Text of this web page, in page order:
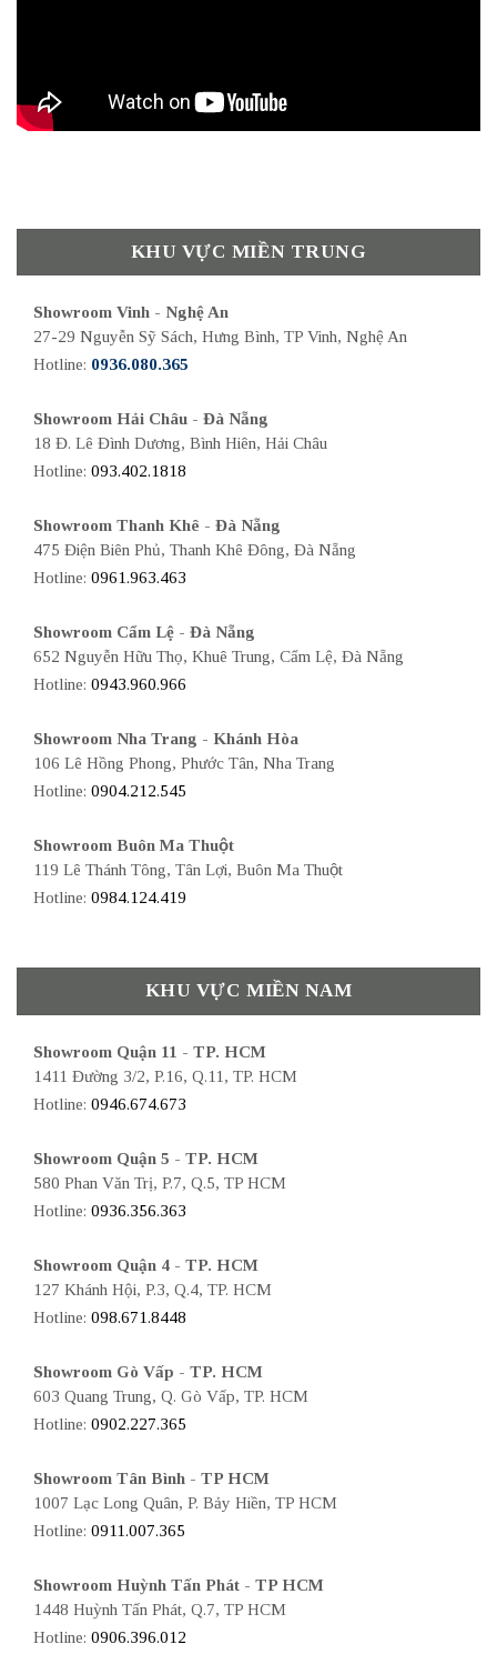
KHU VỰC MIỀN TRUNG
Showroom Vinh - Nghệ An
27-29 Nguyễn Sỹ Sách, Hưng Bình, TP Vinh, Nghệ An
Hotline: 0936.080.365
Showroom Hải Châu - Đà Nẵng
18 Đ. Lê Đình Dương, Bình Hiên, Hải Châu
Hotline: 093.402.1818
Showroom Thanh Khê - Đà Nẵng
475 Điện Biên Phủ, Thanh Khê Đông, Đà Nẵng
Hotline: 0961.963.463
Showroom Cẩm Lệ - Đà Nẵng
652 Nguyễn Hữu Thọ, Khuê Trung, Cẩm Lệ, Đà Nẵng
Hotline: 0943.960.966
Showroom Nha Trang - Khánh Hòa
106 Lê Hồng Phong, Phước Tân, Nha Trang
Hotline: 0904.212.545
Showroom Buôn Ma Thuột
119 Lê Thánh Tông, Tân Lợi, Buôn Ma Thuột
Hotline: 0984.124.419
KHU VỰC MIỀN NAM
Showroom Quận 11 - TP. HCM
1411 Đường 3/2, P.16, Q.11, TP. HCM
Hotline: 0946.674.673
Showroom Quận 5 - TP. HCM
580 Phan Văn Trị, P.7, Q.5, TP HCM
Hotline: 0936.356.363
Showroom Quận 4 - TP. HCM
127 Khánh Hội, P.3, Q.4, TP. HCM
Hotline: 098.671.8448
Showroom Gò Vấp - TP. HCM
603 Quang Trung, Q. Gò Vấp, TP. HCM
Hotline: 0902.227.365
Showroom Tân Bình - TP HCM
1007 Lạc Long Quân, P. Bảy Hiền, TP HCM
Hotline: 0911.007.365
Showroom Huỳnh Tấn Phát - TP HCM
1448 Huỳnh Tấn Phát, Q.7, TP HCM
Hotline: 0906.396.012